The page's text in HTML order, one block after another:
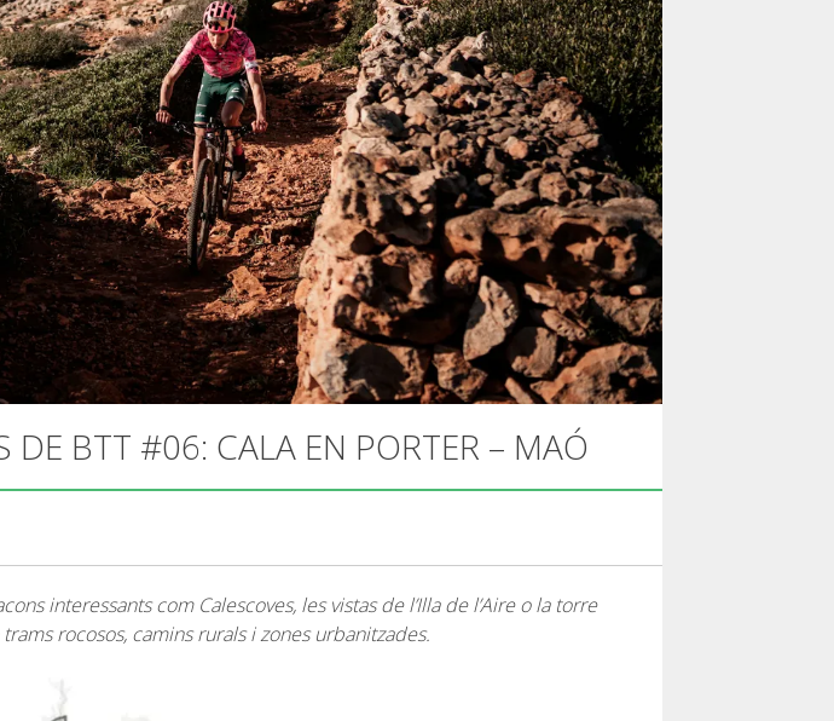
DE BTT #06: CALA EN PORTER – MAÓ
interessants com Calescoves, les vistas de l’Illa de l’Aire o la torre
rocosos, camins rurals i zones urbanitzades.